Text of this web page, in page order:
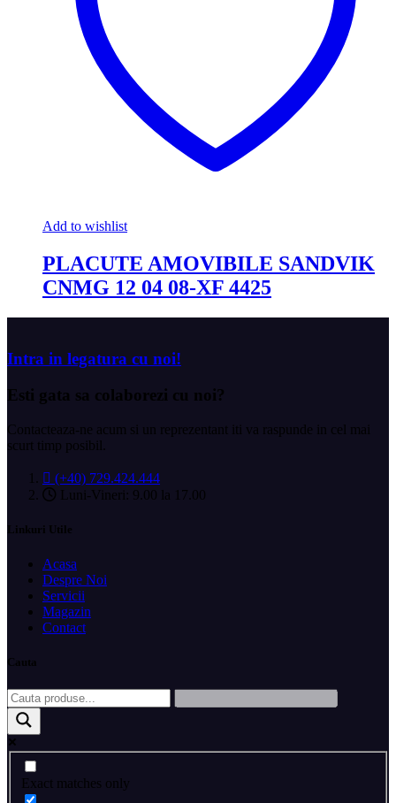
Add to wishlist
PLACUTE AMOVIBILE SANDVIK
CNMG 12 04 08-XF 4425
Intra in legatura cu noi!
Esti gata sa colaborezi cu noi?
Contacteaza-ne acum si un reprezentant iti va raspunde in cel mai
scurt timp posibil.
(+40) 729.424.444
Luni-Vineri: 9.00 la 17.00
Linkuri Utile
Acasa
Despre Noi
Servicii
Magazin
Contact
Cauta
Exact matches only